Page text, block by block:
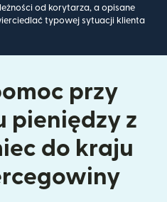
od korytarza, a opisane
typowej sytuacji klienta
przy
pieniędzy z
do kraju